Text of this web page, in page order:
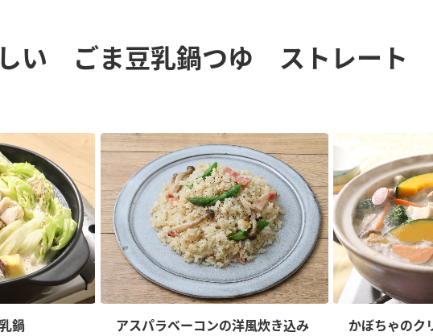
酢 調味酢 お酢ドリンク
スープ 中華 クイック調味料 レモン
納豆 Fibee
ミツカンの環境への取
MIM（ミツカンミュ
ージアム）
ミツカンの酢づくりの
歴史などが学べる体験
型博物館です。
キッザニア東京「ぽ
ん酢工房」
い ごま豆乳鍋つゆ ストレート
鍋
アスパラベーコンの洋風炊き込み
かぼちゃのク